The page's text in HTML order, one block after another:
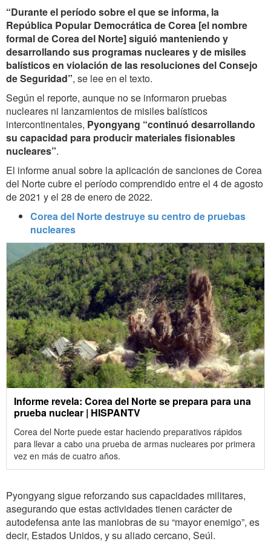
“Durante el período sobre el que se informa, la
República Popular Democrática de Corea [el nombre
formal de Corea del Norte] siguió manteniendo y
desarrollando sus programas nucleares y de misiles
balísticos en violación de las resoluciones del Consejo
de Seguridad”, se lee en el texto.
Según el reporte, aunque no se informaron pruebas
nucleares ni lanzamientos de misiles balísticos
intercontinentales, Pyongyang “continuó desarrollando
su capacidad para producir materiales fisionables
nucleares”.
El informe anual sobre la aplicación de sanciones de Corea
del Norte cubre el período comprendido entre el 4 de agosto
de 2021 y el 28 de enero de 2022.
Corea del Norte destruye su centro de pruebas
nucleares
Informe revela: Corea del Norte se prepara para una
prueba nuclear | HISPANTV
Corea del Norte puede estar haciendo preparativos rápidos
para llevar a cabo una prueba de armas nucleares por primera
vez en más de cuatro años.
Pyongyang sigue reforzando sus capacidades militares,
asegurando que estas actividades tienen carácter de
autodefensa ante las maniobras de su “mayor enemigo”, es
decir, Estados Unidos, y su aliado cercano, Seúl.